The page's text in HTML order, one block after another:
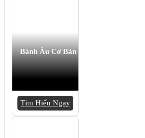
Bánh Âu Cơ Bản
Tìm Hiểu Ngay